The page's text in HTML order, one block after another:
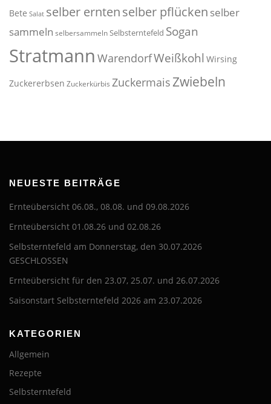
Bete Salat selber erntenselber pflücken selber
sammeln selbersammelnSelbsterntefeld Sogan
Stratmann WarendorfWeißkohl Wirsing
Zuckererbsen Zuckerkürbis Zuckermais Zwiebeln
NEUESTE BEITRÄGE
Ernteübersicht 06.08., 08.08. und 09.08.2026
Ernteübersicht 01.08.26 und 02.08.26
Selbsterntefeld am Donnerstag, den 30.07.2026
GESCHLOSSEN
Ernteübersicht für den 23.07, 25.07. und 26.07.2026
Saisonstart Selbsterntefeld 2026 am 23.07.2026
KATEGORIEN
Allgemein
Rezepte
Selbsterntefeld